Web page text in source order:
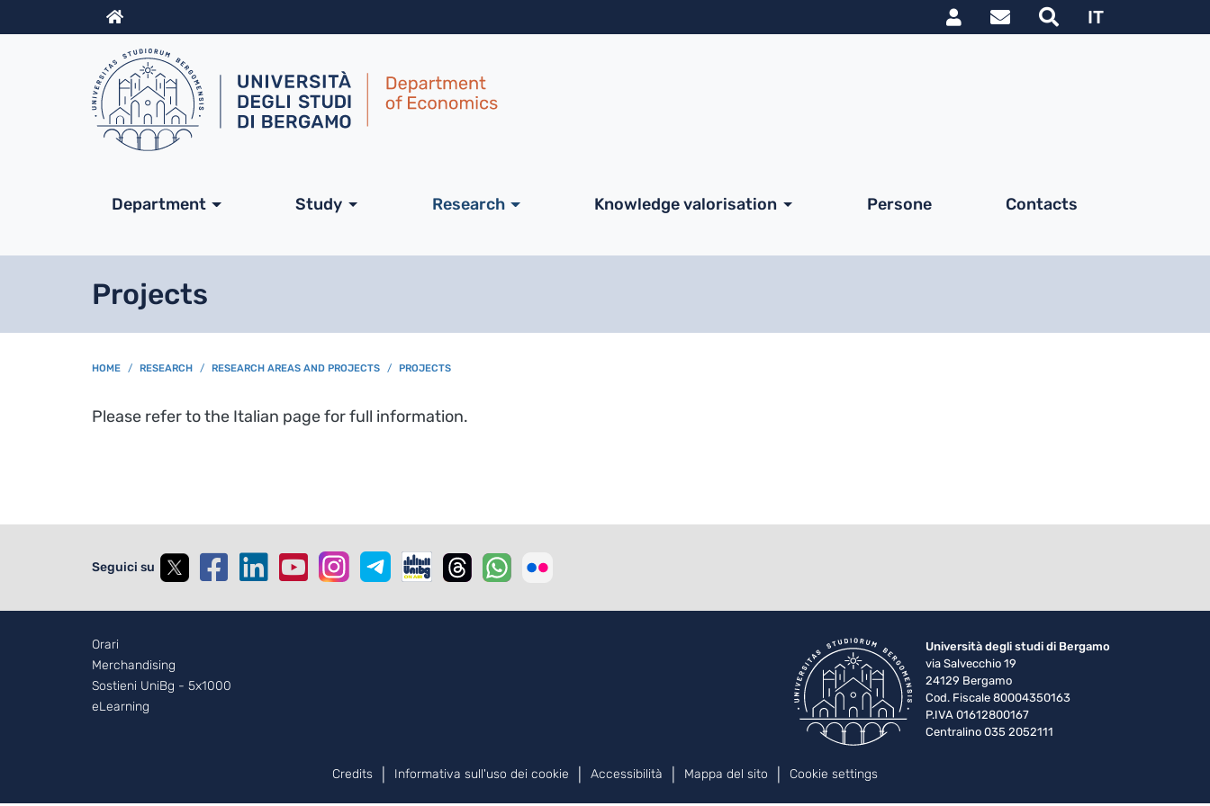
Info Link utili utente
IT
Navigazione principale
Department Study Research Knowledge valorisation Persone Contacts
Projects
BREADCRUMB
HOME RESEARCH RESEARCH AREAS AND PROJECTS PROJECTS
Please refer to the Italian page for full information.
Seguici su
Footer - 2
Orari
Merchandising
Sostieni UniBg - 5x1000
eLearning
Università degli studi di Bergamo
via Salvecchio 19
24129 Bergamo
Cod. Fiscale 80004350163
P.IVA 01612800167
Centralino 035 2052111
Credits Informativa sull'uso dei cookie Accessibilità Mappa del sito Cookie settings